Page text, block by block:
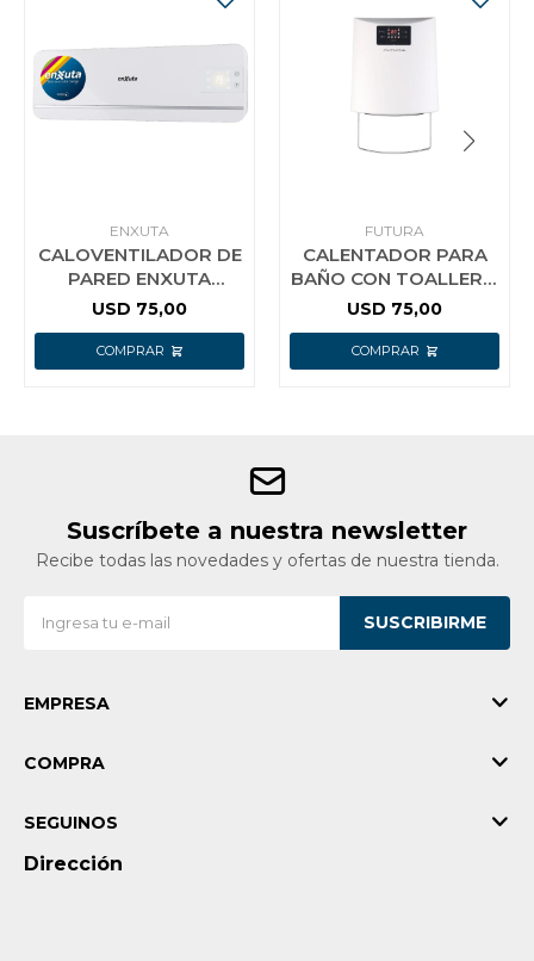
ENXUTA
CALOVENTILADOR DE
PARED ENXUTA
2000W DISPLAY LED
USD 75,00
FUTURA
CALENTADOR PARA
BAÑO CON TOALLERO
FUTURA
USD 75,00
Suscríbete a nuestra newsletter
Recibe todas las novedades y ofertas de nuestra tienda.
SUSCRIBIRME
EMPRESA
COMPRA
Dirección
SEGUINOS